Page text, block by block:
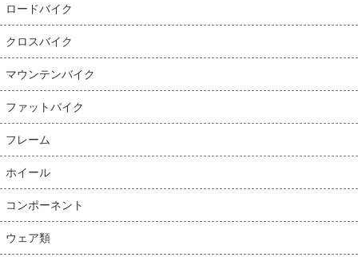
ロードバイク
クロスバイク
マウンテンバイク
ファットバイク
フレーム
ホイール
コンポーネント
ウェア類